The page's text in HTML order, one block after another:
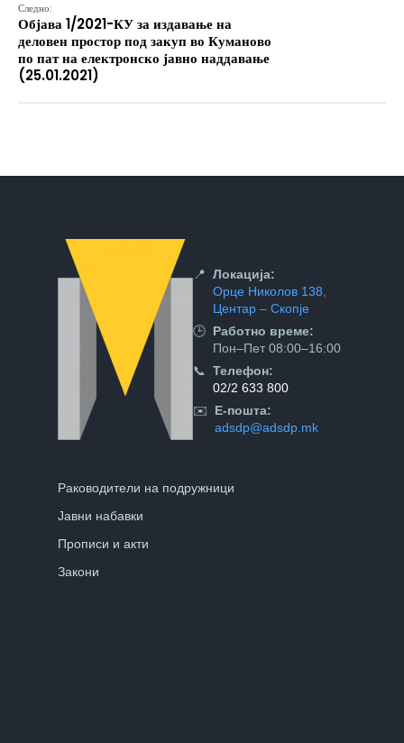
Следно:
Објава 1/2021-КУ за издавање на
деловен простор под закуп во Куманово
по пат на електронско јавно наддавање
(25.01.2021)
📍 Локација:
Орце Николов 138,
Центар – Скопје
🕒 Работно време:
Пон–Пет 08:00–16:00
📞 Телефон:
02/2 633 800
✉️
Е-пошта:
adsdp@adsdp.mk
Раководители на подружници
Јавни набавки
Прописи и акти
Закони